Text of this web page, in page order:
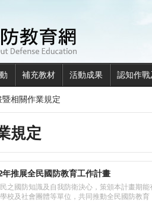
補充教材 活動成果 認知作
暨相關作業規定
規定
年推展全民國防教育工作計畫
之國防知識及自我防衛決心，策頒本計畫期
校及社會團體等單位，共同推動全民國防教